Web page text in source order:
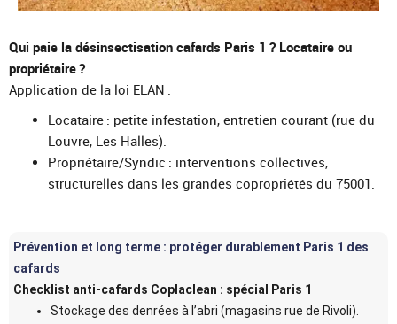
Qui paie la désinsectisation cafards Paris 1 ? Locataire ou
propriétaire ?
Application de la loi ELAN :
Locataire : petite infestation, entretien courant (rue du
Louvre, Les Halles).
Propriétaire/Syndic : interventions collectives,
structurelles dans les grandes copropriétés du 75001.
Prévention et long terme : protéger durablement Paris 1 des
cafards
Checklist anti-cafards Coplaclean : spécial Paris 1
Stockage des denrées à l’abri (magasins rue de Rivoli).